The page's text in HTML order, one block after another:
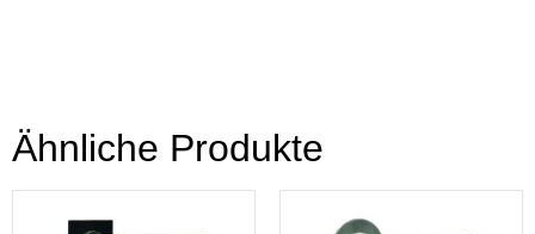
Ähnliche Produkte